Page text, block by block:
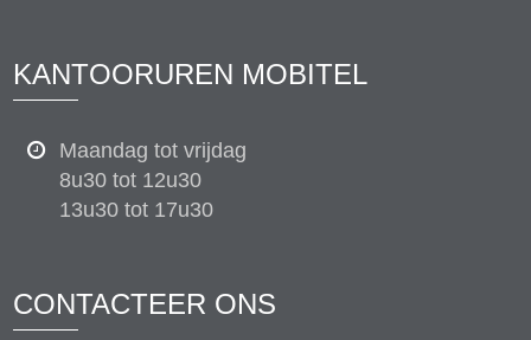
KANTOORUREN MOBITEL
Maandag tot vrijdag
8u30 tot 12u30
13u30 tot 17u30
CONTACTEER ONS